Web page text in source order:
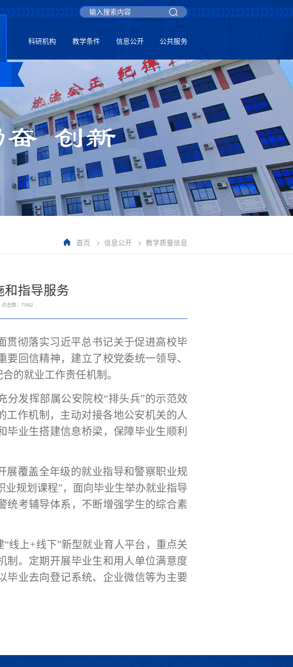
科研机构 教学条件 信息公开 公共服务
首页 >信息公开 >教学质量信息
指导服务
击数： 7062
贯彻落实习近平总书记关于促进高校毕
回信精神， 建立了校党委统一领导、
的就业工作责任机制 。
分发挥部属公安院校“排头兵”的示范效
工作机制，主动对接各地公安机关的人
业生搭建信息桥梁，保障毕业生顺利
展覆盖全年级的就业指导和警察职业规
业规划 课程”，面向毕业生举办就业指导
统考辅导体系， 不断增强学生的综合素
“线上+线下”新型就业育人平台， 重点关
制 。 定期开展毕业生和用人单位满意度
毕业去向登记系统、企业微信等为主要